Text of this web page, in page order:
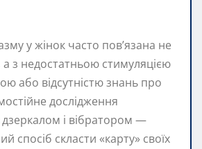
у жінок часто пов’язана не
а з недостатньою стимуляцією
або відсутністю знань про
дослідження
дзеркалом і вібратором —
спосіб скласти «карту» своїх